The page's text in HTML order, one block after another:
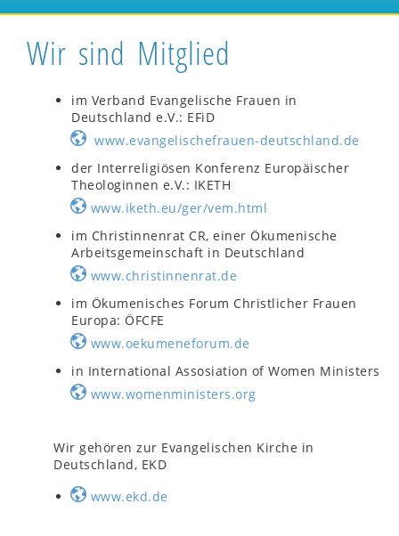
Wir sind Mitglied
im Verband Evangelische Frauen in
Deutschland e.V.: EFiD
www.evangelischefrauen-deutschland.de
der Interreligiösen Konferenz Europäischer
Theologinnen e.V.: IKETH
www.iketh.eu/ger/vem.html
im Christinnenrat CR, einer Ökumenische
Arbeitsgemeinschaft in Deutschland
www.christinnenrat.de
im Ökumenisches Forum Christlicher Frauen
Europa: ÖFCFE
www.oekumeneforum.de
in International Assosiation of Women Ministers
www.womenministers.org
Wir gehören zur Evangelischen Kirche in
Deutschland, EKD
www.ekd.de